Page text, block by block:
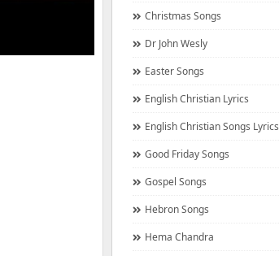
Christmas Songs
Dr John Wesly
Easter Songs
English Christian Lyrics
English Christian Songs Lyrics
Good Friday Songs
Gospel Songs
Hebron Songs
Hema Chandra